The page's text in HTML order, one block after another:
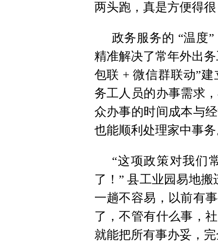
两头跑，真是方便得
政务服务的 “温度
精准解决了常年外出
包联 + 微信群联动”
务工人员的办事需求
众办事的时间成本与
也能顺利处理家中事
“这项政策对我们
了！” 县工业园 易地搬
一趟不容易，以前有
了，不管有什么事，
就能把所有事办妥，